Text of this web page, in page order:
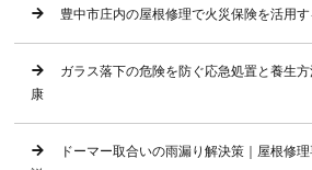
豊中市庄内の屋根修理で火災保険を活用
ガラス落下の危険を防ぐ応急処置と養生
康
ドーマー取合いの雨漏り解決策｜屋根修